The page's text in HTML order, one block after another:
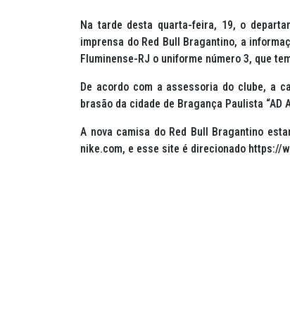
Na tarde desta quarta-feira, 19, o
imprensa do Red Bull Bragantino, a
Fluminense-RJ o uniforme número 3, que
De acordo com a assessoria do clube, a
brasão da cidade de Bragança Paulista “AD
A nova camisa do Red Bull Bragantino
nike.com, e esse site é direcionado https://